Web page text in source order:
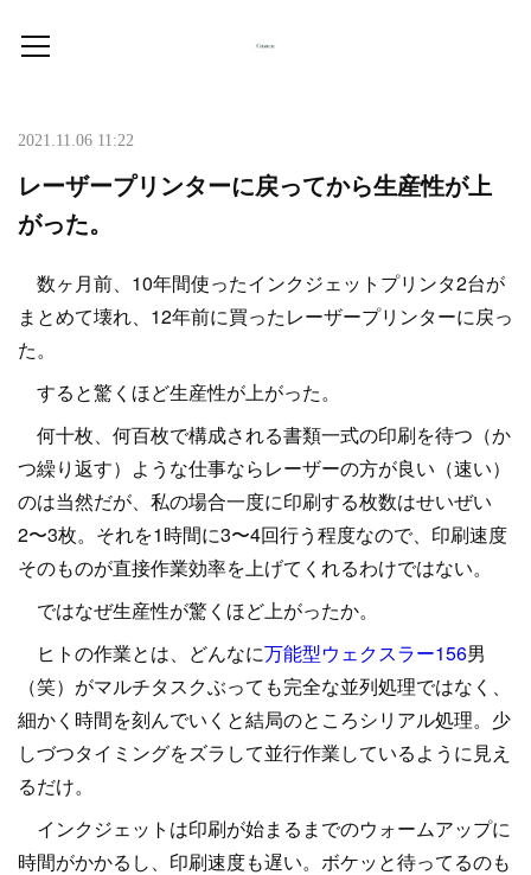
2021.11.06 11:22
レーザープリンターに戻ってから生産性が上
がった。
数ヶ月前、10年間使ったインクジェットプリンタ2台が
まとめて壊れ、12年前に買ったレーザープリンターに戻っ
た。
すると驚くほど生産性が上がった。
何十枚、何百枚で構成される書類一式の印刷を待つ（か
つ繰り返す）ような仕事ならレーザーの方が良い（速い）
のは当然だが、私の場合一度に印刷する枚数はせいぜい
2〜3枚。それを1時間に3〜4回行う程度なので、印刷速度
そのものが直接作業効率を上げてくれるわけではない。
ではなぜ生産性が驚くほど上がったか。
ヒトの作業とは、どんなに万能型ウェクスラー156男
（笑）がマルチタスクぶっても完全な並列処理ではなく、
細かく時間を刻んでいくと結局のところシリアル処理。少
しづつタイミングをズラして並行作業しているように見え
るだけ。
インクジェットは印刷が始まるまでのウォームアップに
時間がかかるし、印刷速度も遅い。ボケッと待ってるのも